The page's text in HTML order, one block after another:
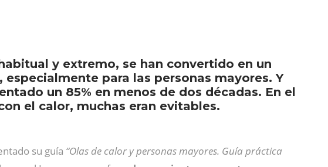
y extremo, se han convertido en un
para las personas mayores. Y
un 85% en menos de dos décadas. En el
el calor, muchas eran evitables.
su guía “Olas de calor y personas mayores. Guía práctica